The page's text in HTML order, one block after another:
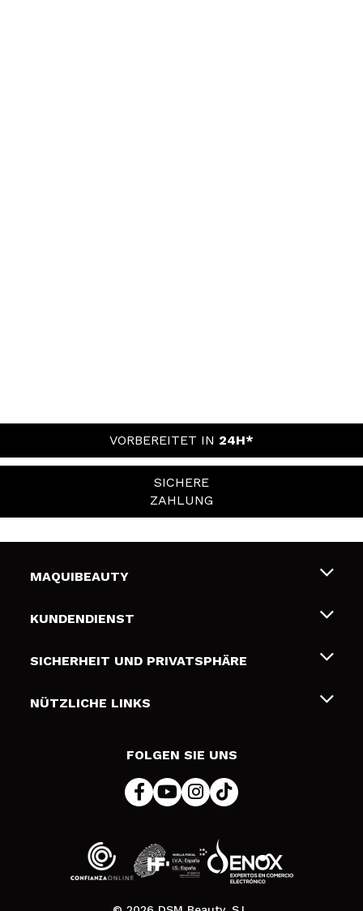
VORBEREITET IN 24H*
SICHERE
ZAHLUNG
MAQUIBEAUTY
Über uns
Geschenkkarten
KUNDENDIENST
Liefer- und Versandkosten
Zahlung
SICHERHEIT UND PRIVATSPHÄRE
Bedingungen und Datenschutz
NÜTZLICHE LINKS
FOLGEN SIE UNS